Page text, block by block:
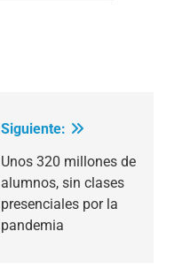
Siguiente:
Unos 320 millones de
alumnos, sin clases
presenciales por la
pandemia